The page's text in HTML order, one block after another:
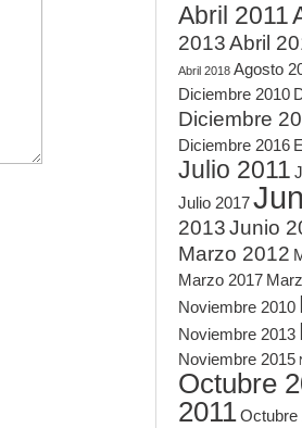
Abril 2011
2013Abril
Abril 2018 Agosto
Diciembre 2010
Diciembre
Diciembre 2016
Julio 2011
Julio 2017
2013Junio
Marzo 2012
Marzo 2017
Noviembre 2010
Noviembre 2013
Noviembre 2015
Octubre
2011Octubre